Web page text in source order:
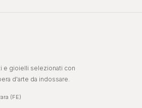
e gioielli selezionati con
d'arte da indossare.
(FE)